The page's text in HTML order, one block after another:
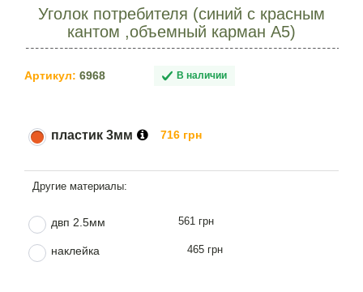
Уголок потребителя (синий с красным
кантом ,объемный карман А5)
Артикул: 6968 В наличии
пластик 3мм 716 грн
двп 2.5мм 561 грн
наклейка 465 грн